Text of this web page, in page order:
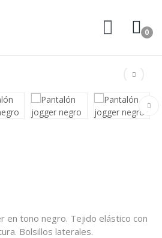
0
en tono negro. Tejido elástico con
Bolsillos laterales.